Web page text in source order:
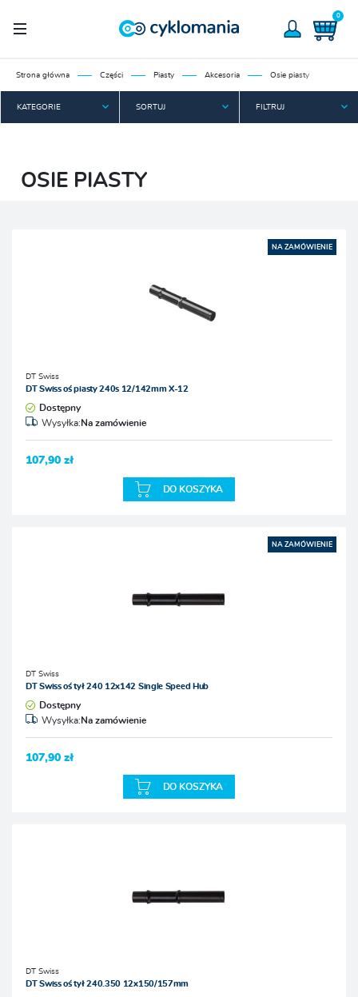
0
Strona główna Części Piasty Akcesoria Osie piasty
KATEGORIE SORTUJ FILTRUJ
OSIE PIASTY
NA ZAMÓWIENIE
DT Swiss
DT Swiss oś piasty 240s 12/142mm X-12
Dostępny
Wysyłka:Na zamówienie
107,90 zł
DO KOSZYKA
NA ZAMÓWIENIE
DT Swiss
DT Swiss oś tył 240 12x142 Single Speed Hub
Dostępny
Wysyłka:Na zamówienie
107,90 zł
DO KOSZYKA
DT Swiss
DT Swiss oś tył 240.350 12x150/157mm